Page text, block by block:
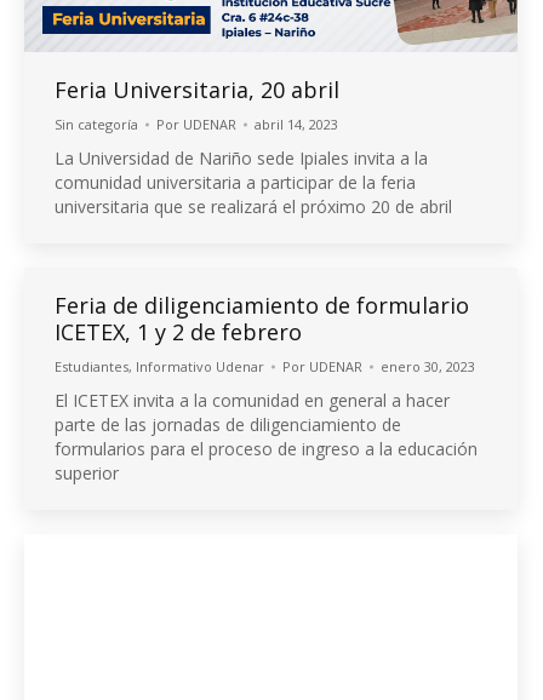
Feria Universitaria, 20 abril
Sin categoría Por UDENAR abril 14, 2023
La Universidad de Nariño sede Ipiales invita a la
comunidad universitaria a participar de la feria
universitaria que se realizará el próximo 20 de abril
Feria de diligenciamiento de formulario
ICETEX, 1 y 2 de febrero
Estudiantes, Informativo Udenar Por UDENAR enero 30, 2023
El ICETEX invita a la comunidad en general a hacer
parte de las jornadas de diligenciamiento de
formularios para el proceso de ingreso a la educación
superior